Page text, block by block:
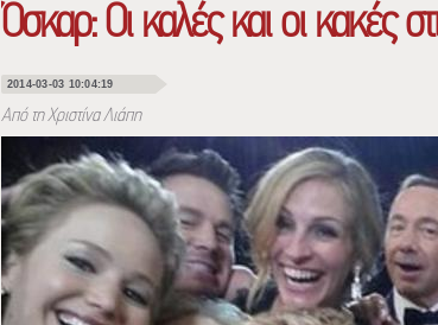
Όσκαρ: Oι καλές και οι κακές
2014-03-03 10:04:19
Από τη Χριστίνα Λιάπη